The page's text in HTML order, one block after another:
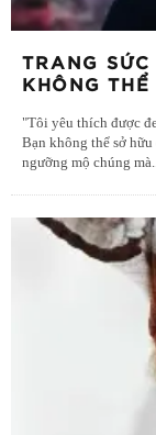
TRANG
KHÔNG
"Tôi yêu thích được
Bạn không thể sở
ngưỡng mộ chúng mà